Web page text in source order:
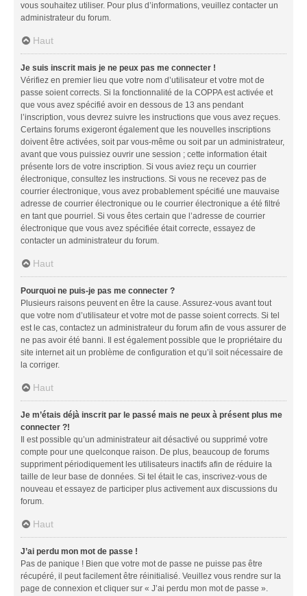
vous souhaitez utiliser. Pour plus d’informations, veuillez contacter un
administrateur du forum.
Haut
Je suis inscrit mais je ne peux pas me connecter !
Vérifiez en premier lieu que votre nom d’utilisateur et votre mot de
passe soient corrects. Si la fonctionnalité de la COPPA est activée et
que vous avez spécifié avoir en dessous de 13 ans pendant
l’inscription, vous devrez suivre les instructions que vous avez reçues.
Certains forums exigeront également que les nouvelles inscriptions
doivent être activées, soit par vous-même ou soit par un administrateur,
avant que vous puissiez ouvrir une session ; cette information était
présente lors de votre inscription. Si vous aviez reçu un courrier
électronique, consultez les instructions. Si vous ne recevez pas de
courrier électronique, vous avez probablement spécifié une mauvaise
adresse de courrier électronique ou le courrier électronique a été filtré
en tant que pourriel. Si vous êtes certain que l’adresse de courrier
électronique que vous avez spécifiée était correcte, essayez de
contacter un administrateur du forum.
Haut
Pourquoi ne puis-je pas me connecter ?
Plusieurs raisons peuvent en être la cause. Assurez-vous avant tout
que votre nom d’utilisateur et votre mot de passe soient corrects. Si tel
est le cas, contactez un administrateur du forum afin de vous assurer de
ne pas avoir été banni. Il est également possible que le propriétaire du
site internet ait un problème de configuration et qu’il soit nécessaire de
la corriger.
Haut
Je m’étais déjà inscrit par le passé mais ne peux à présent plus me
connecter ?!
Il est possible qu’un administrateur ait désactivé ou supprimé votre
compte pour une quelconque raison. De plus, beaucoup de forums
suppriment périodiquement les utilisateurs inactifs afin de réduire la
taille de leur base de données. Si tel était le cas, inscrivez-vous de
nouveau et essayez de participer plus activement aux discussions du
forum.
Haut
J’ai perdu mon mot de passe !
Pas de panique ! Bien que votre mot de passe ne puisse pas être
récupéré, il peut facilement être réinitialisé. Veuillez vous rendre sur la
page de connexion et cliquer sur « J’ai perdu mon mot de passe ».